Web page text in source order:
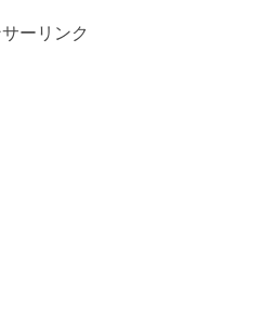
ーリンク